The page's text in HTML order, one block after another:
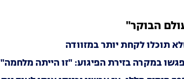
הבוקר"
תוכלו לקחת יותר במזוודה
במקרה בזירת הפיגוע: "זו הייתה מלחמה"